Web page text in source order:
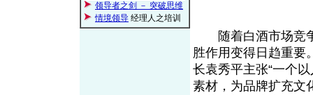
领导者之剑 － 突破思维
情境领导 经理人之培训
随着白酒市场竞争
胜作用变得日趋重要
长袁秀平主张“一个
素材，为品牌扩充文